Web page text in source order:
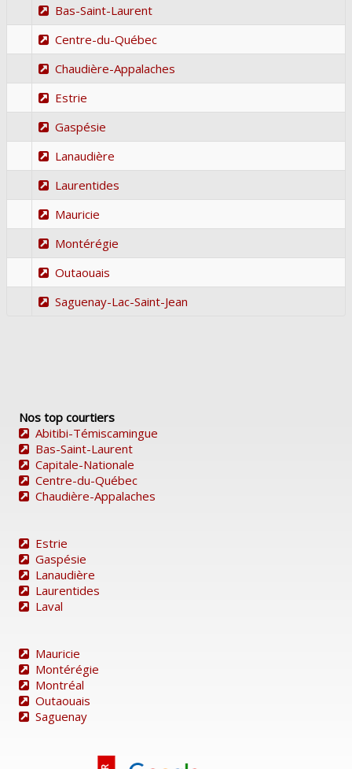
Bas-Saint-Laurent
Centre-du-Québec
Chaudière-Appalaches
Estrie
Gaspésie
Lanaudière
Laurentides
Mauricie
Montérégie
Outaouais
Saguenay-Lac-Saint-Jean
Nos top courtiers
Abitibi-Témiscamingue
Bas-Saint-Laurent
Capitale-Nationale
Centre-du-Québec
Chaudière-Appalaches
Estrie
Gaspésie
Lanaudière
Laurentides
Laval
Mauricie
Montérégie
Montréal
Outaouais
Saguenay